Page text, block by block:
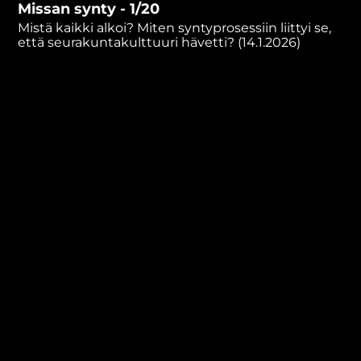
minutes,
25
seconds
Missan synty - 1/20
Mistä kaikki alkoi? Miten syntyprosessiin liittyi se,
että seurakuntakulttuuri hävetti? (14.1.2026)